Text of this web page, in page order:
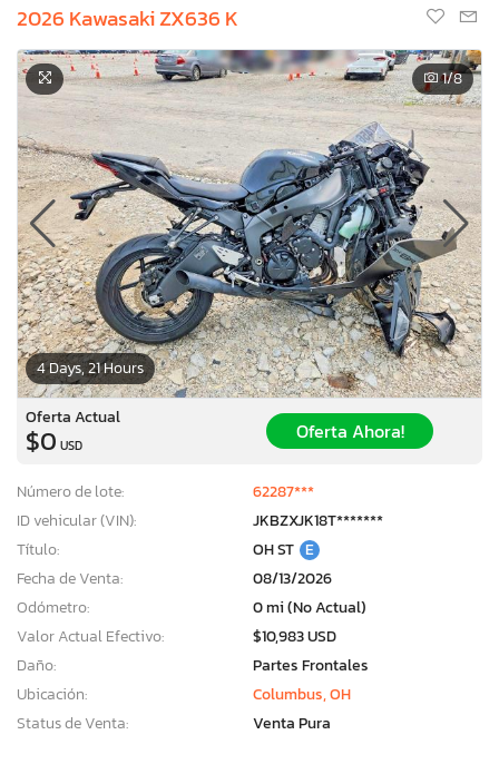
2026 Kawasaki ZX636 K
4 Days, 21 Hours
1/8
Oferta Actual
$0 USD
Oferta Ahora!
Número de lote:
62287***
ID vehicular (VIN):
JKBZXJK18T*******
Título:
OH ST E
Fecha de Venta:
08/13/2026
Odómetro:
0 mi (No Actual)
Valor Actual Efectivo:
$10,983 USD
Daño:
Partes Frontales
Ubicación:
Columbus, OH
Status de Venta:
Venta Pura